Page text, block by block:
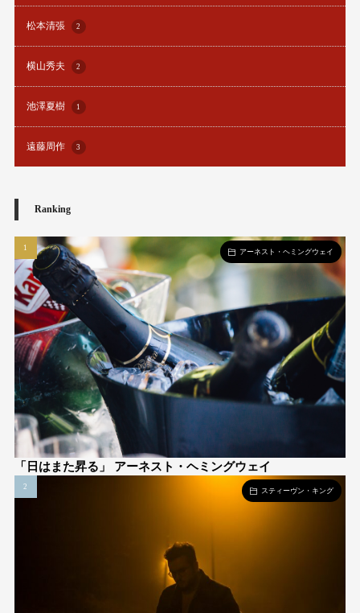
松本清張 2
横山秀夫 2
池澤夏樹 1
遠藤周作 3
Ranking
アーネスト・ヘミングウェイ
「日はまた昇る」 アーネスト・ヘミングウェイ
スティーヴン・キング